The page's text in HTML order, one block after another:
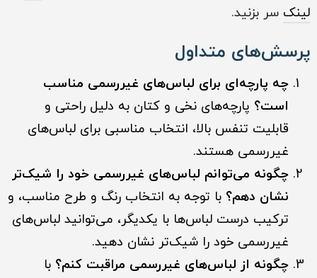
لینک سر بزنید.
پرسش‌های متداول
چه پارچه‌ای برای لباس‌های غیررسمی مناسب
است؟ پارچه‌های نخی و کتان به دلیل راحتی و
قابلیت تنفس بالا، انتخاب مناسبی برای لباس‌های
غیررسمی هستند.
چگونه می‌توانم لباس‌های غیررسمی خود را شیک‌تر
نشان دهم؟ با توجه به انتخاب رنگ و طرح مناسب، و
ترکیب درست لباس‌ها با یکدیگر، می‌توانید لباس‌های
غیررسمی خود را شیک‌تر نشان دهید.
چگونه از لباس‌های غیررسمی مراقبت کنم؟ با